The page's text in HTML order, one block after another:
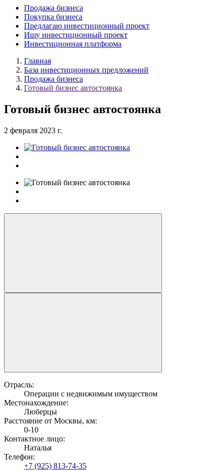
Продажа бизнеса
Покупка бизнеса
Предлагаю инвестиционный проект
Ищу инвестиционный проект
Инвестиционная платформа
Главная
База инвестиционных предложений
Продажа бизнеса
Готовый бизнес автостоянка
Готовый бизнес автостоянка
2 февраля 2023 г.
Отрасль:
Операции с недвижимым имуществом
Местонахождение:
Люберцы
Расстояние от Москвы, км:
0-10
Контактное лицо:
Наталья
Телефон:
+7 (925) 813-74-35